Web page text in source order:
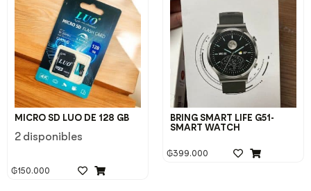
MICRO SD LUO DE 128 GB
2 disponibles
₲150.000
BRING SMART LIFE G51-
SMART WATCH
₲399.000